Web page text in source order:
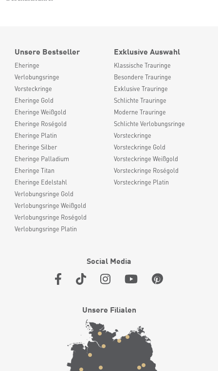
Unsere Bestseller
Eheringe
Verlobungsringe
Vorsteckringe
Eheringe Gold
Eheringe Weißgold
Eheringe Roségold
Eheringe Platin
Eheringe Silber
Eheringe Palladium
Eheringe Titan
Eheringe Edelstahl
Verlobungsringe Gold
Verlobungsringe Weißgold
Verlobungsringe Roségold
Verlobungsringe Platin
Exklusive Auswahl
Klassische Trauringe
Besondere Trauringe
Exklusive Trauringe
Schlichte Trauringe
Moderne Trauringe
Schlichte Verlobungsringe
Vorsteckringe
Vorsteckringe Gold
Vorsteckringe Weißgold
Vorsteckringe Roségold
Vorsteckringe Platin
Social Media
Unsere Filialen